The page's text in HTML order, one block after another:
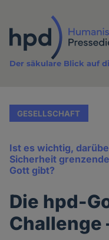
Inhalt
Der säkulare Blick auf
GESELLSCHAFT
Ist es wichtig,
Sicherheit
Gott gibt?
Die hpd-
Challenge